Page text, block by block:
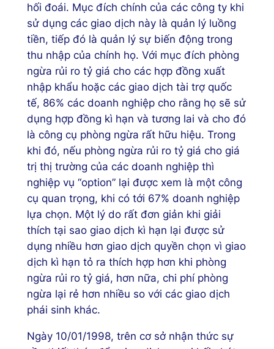
hối đoái. Mục đích chính của các công ty khi
sử dụng các giao dịch này là quản lý luồng
tiền, tiếp đó là quản lý sự biến động trong
thu nhập của chính họ. Với mục đích phòng
ngừa rủi ro tỷ giá cho các hợp đồng xuất
nhập khẩu hoặc các giao dịch tài trợ quốc
tế, 86% các doanh nghiệp cho rằng họ sẽ sử
dụng hợp đồng kì hạn và tương lai và cho đó
là công cụ phòng ngừa rất hữu hiệu. Trong
khi đó, nếu phòng ngừa rủi ro tỷ giá cho giá
trị thị trường của các doanh nghiệp thì
nghiệp vụ “option” lại được xem là một công
cụ quan trọng, khi có tới 67% doanh nghiệp
lựa chọn. Một lý do rất đơn giản khi giải
thích tại sao giao dịch kì hạn lại được sử
dụng nhiều hơn giao dịch quyền chọn vì giao
dịch kì hạn tỏ ra thích hợp hơn khi phòng
ngừa rủi ro tỷ giá, hơn nữa, chi phí phòng
ngừa lại rẻ hơn nhiều so với các giao dịch
phái sinh khác.
Ngày 10/01/1998, trên cơ sở nhận thức sự